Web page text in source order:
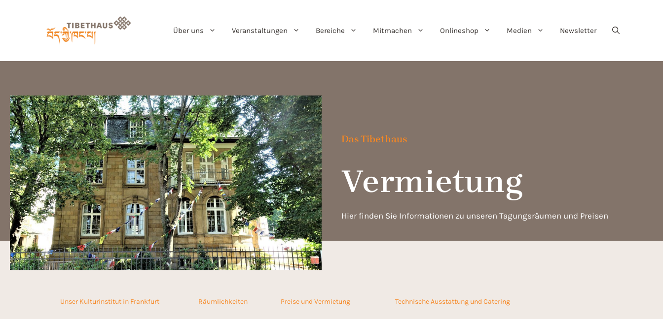
Über uns Veranstaltungen Bereiche Mitmachen Onlineshop Medien Newsletter
Das Tibethaus
Vermietung
Hier finden Sie Informationen zu unseren Tagungsräumen und Preisen
Unser Kulturinstitut in Frankfurt Räumlichkeiten Preise und Vermietung Technische Ausstattung und Catering